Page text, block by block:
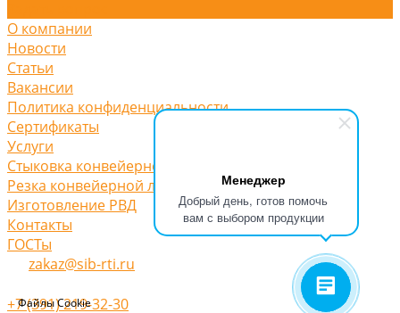
Менеджер
Добрый день, готов помочь
вам с выбором продукции
Файлы Cookie
О компании
Новости
Статьи
Вакансии
Политика конфиденциальности
Сертификаты
Услуги
Стыковка конвейерной ленты
Резка конвейерной ленты
Изготовление РВД
Контакты
ГОСТы
zakaz@sib-rti.ru
+7 (391) 219-32-30